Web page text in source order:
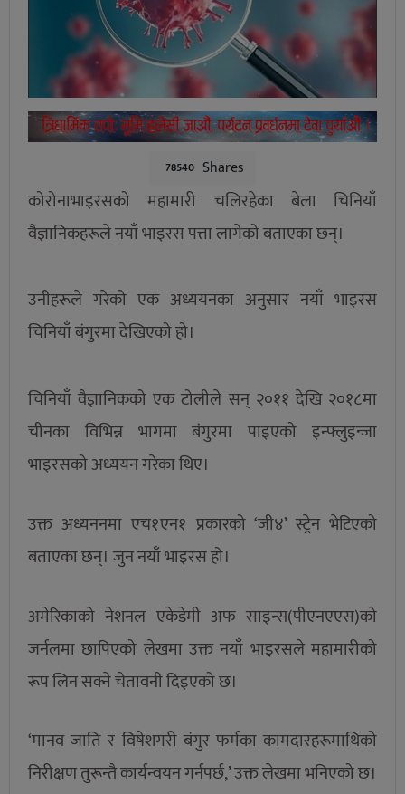
78540 Shares
कोरोनाभाइरसको महामारी चलिरहेका बेला चिनियाँ
वैज्ञानिकहरूले नयाँ भाइरस पत्ता लागेको बताएका छन्।
उनीहरूले गरेको एक अध्ययनका अनुसार नयाँ भाइरस
चिनियाँ बंगुरमा देखिएको हो।
चिनियाँ वैज्ञानिकको एक टोलीले सन् २०११ देखि २०१८मा
चीनका विभिन्न भागमा बंगुरमा पाइएको इन्फ्लुइन्जा
भाइरसको अध्ययन गरेका थिए।
उक्त अध्यननमा एच१एन१ प्रकारको ‘जी४’ स्ट्रेन भेटिएको
बताएका छन्। जुन नयाँ भाइरस हो।
अमेरिकाको नेशनल एकेडेमी अफ साइन्स(पीएनएएस)को
जर्नलमा छापिएको लेखमा उक्त नयाँ भाइरसले महामारीको
रूप लिन सक्ने चेतावनी दिइएको छ।
‘मानव जाति र विषेशगरी बंगुर फर्मका कामदारहरूमाथिको
निरीक्षण तुरून्तै कार्यन्वयन गर्नपर्छ,’ उक्त लेखमा भनिएको छ।